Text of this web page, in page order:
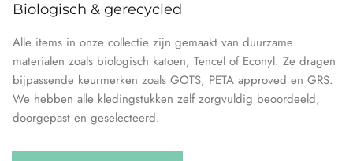
Biologisch & gerecycled
Alle items in onze collectie zijn gemaakt van duurzame
materialen zoals biologisch katoen, Tencel of Econyl. Ze dragen
bijpassende keurmerken zoals GOTS, PETA approved en GRS.
We hebben alle kledingstukken zelf zorgvuldig beoordeeld,
doorgepast en geselecteerd.